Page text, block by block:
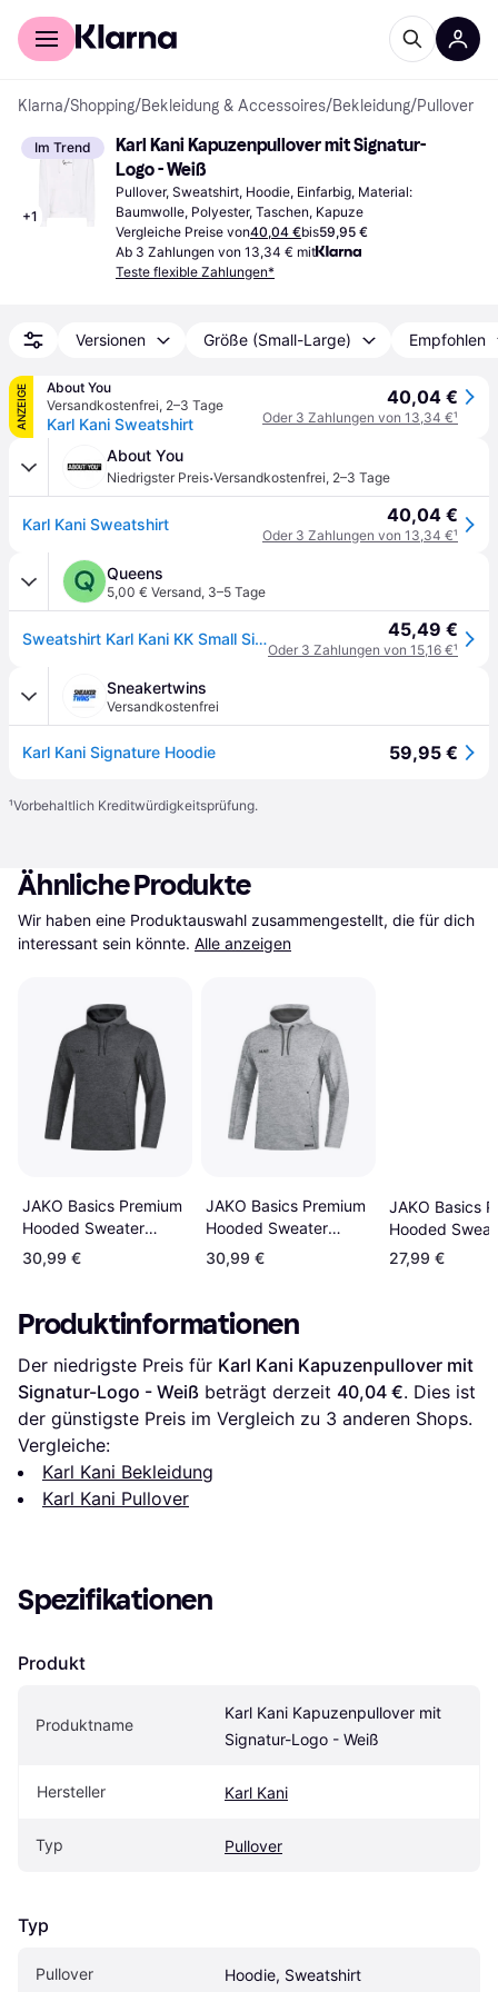
Für Shopper
Klarna/Shopping/Bekleidung & Accessoires/Bekleidung/Pullover
Im Trend
+1
Karl Kani Kapuzenpullover mit Signatur-
Logo - Weiß
Pullover, Sweatshirt, Hoodie, Einfarbig, Material:
Baumwolle, Polyester, Taschen, Kapuze
Vergleiche Preise von40,04 €bis59,95 €
Ab 3 Zahlungen von 13,34 € mit
Teste flexible Zahlungen*
Versionen Größe (Small-Large) Empfohlen
ANZEIGE
About You
Versandkostenfrei, 2–3 Tage
Karl Kani Sweatshirt
40,04 €
Oder 3 Zahlungen von 13,34 €¹
About You
Niedrigster Preis·Versandkostenfrei, 2–3 Tage
Karl Kani Sweatshirt 40,04 €
Oder 3 Zahlungen von 13,34 €¹
Queens
5,00 € Versand, 3–5 Tage
Sweatshirt Karl Kani KK Small Signature Hoodie White XL 45,49 €
Oder 3 Zahlungen von 15,16 €¹
Sneakertwins
Versandkostenfrei
Karl Kani Signature Hoodie 59,95 €
¹Vorbehaltlich Kreditwürdigkeitsprüfung.
Ähnliche Produkte
Wir haben eine Produktauswahl zusammengestellt, die für dich
interessant sein könnte. Alle anzeigen
JAKO Basics Premium
Hooded Sweater
Unisex - Anthracite
Melange
30,99 €
JAKO Basics Premium
Hooded Sweater
Unisex - Light Grey
Melange
30,99 €
JAKO Basics
Hooded
Unisex - Royal
Melange
27,99 €
Produktinformationen
Der niedrigste Preis für Karl Kani Kapuzenpullover mit
Signatur-Logo - Weiß beträgt derzeit 40,04 €. Dies ist
der günstigste Preis im Vergleich zu 3 anderen Shops.
Vergleiche:
Karl Kani Bekleidung
Karl Kani Pullover
Spezifikationen
Produkt
Produktname
Karl Kani Kapuzenpullover mit
Signatur-Logo - Weiß
Hersteller Karl Kani
Typ Pullover
Typ
Pullover Hoodie, Sweatshirt